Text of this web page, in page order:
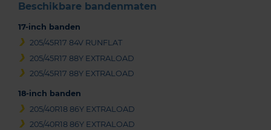
Beschikbare bandenmaten
17-inch banden
205/45R17 84V RUNFLAT
205/45R17 88Y EXTRALOAD
205/45R17 88Y EXTRALOAD
18-inch banden
205/40R18 86Y EXTRALOAD
205/40R18 86Y EXTRALOAD